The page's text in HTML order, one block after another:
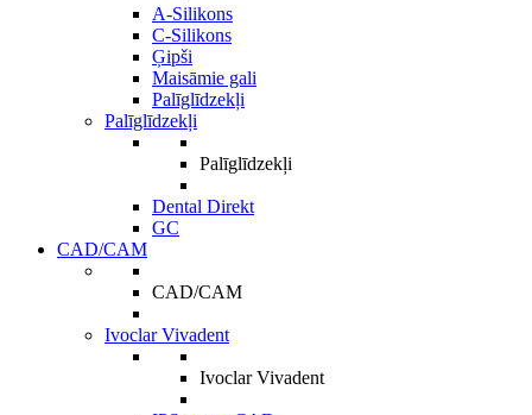
A-Silikons
C-Silikons
Ģipši
Maisāmie gali
Palīglīdzekļi
Palīglīdzekļi
Palīglīdzekļi
Dental Direkt
GC
CAD/CAM
CAD/CAM
Ivoclar Vivadent
Ivoclar Vivadent